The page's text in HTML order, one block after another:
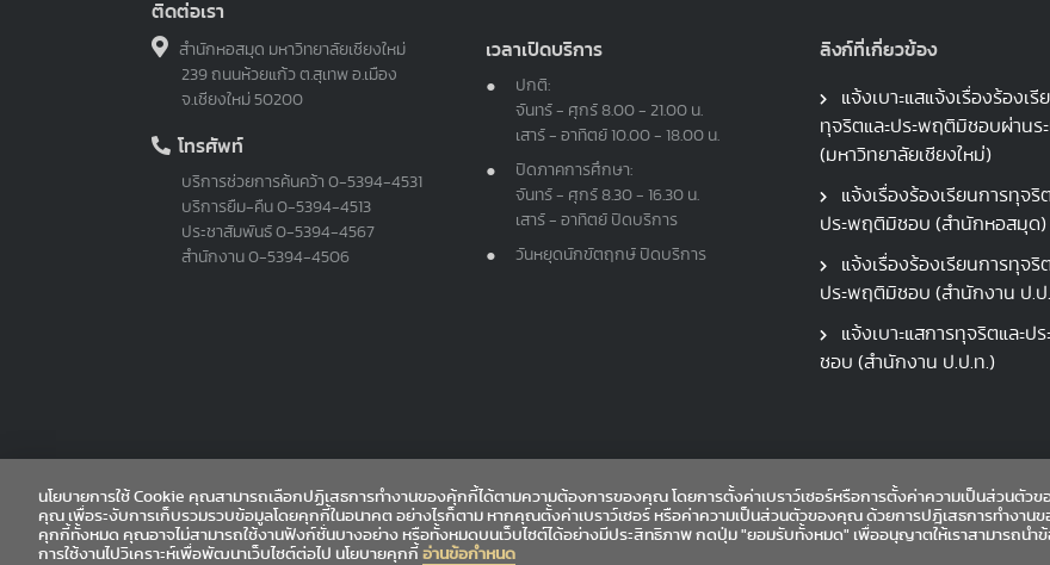
ติดต่อเรา
สำนักหอสมุด มหาวิทยาลัยเชียงใหม่
239 ถนนห้วยแก้ว ต.สุเทพ อ.เมือง
จ.เชียงใหม่ 50200
โทรศัพท์
บริการช่วยการค้นคว้า 0-5394-4531
บริการยืม-คืน 0-5394-4513
ประชาสัมพันธ์ 0-5394-4567
สำนักงาน 0-5394-4506
เวลาเปิดบริการ
ปกติ:
จันทร์ - ศุกร์ 8.00 - 21.00 น.
เสาร์ - อาทิตย์ 10.00 - 18.00 น.
ปิดภาคการศึกษา:
จันทร์ - ศุกร์ 8.30 - 16.30 น.
เสาร์ - อาทิตย์ ปิดบริการ
วันหยุดนักขัตฤกษ์ ปิดบริการ
ลิงก์ที่เกี่ยวข้อง
แจ้งเบาะแสแจ้งเรื่องร้องเรี
ทุจริตและประพฤติมิชอบผ่านร
(มหาวิทยาลัยเชียงใหม่)
แจ้งเรื่องร้องเรียนการทุจริ
ประพฤติมิชอบ (สำนักหอสมุด)
แจ้งเรื่องร้องเรียนการทุจริ
ประพฤติมิชอบ (สำนักงาน ป.ป
แจ้งเบาะแสการทุจริตและป
ชอบ (สำนักงาน ป.ป.ท.)
นโยบายการใช้ Cookie คุณสามารถเลือกปฏิเสธการทำงานของคุ้กกี้ได้ตามความต้องการของคุณ โดยการตั้งค่าเบราว์เซอร์หรือการตั้งค่าความเป็นส่วนตัวข
คุณ เพื่อระงับการเก็บรวมรวบข้อมูลโดยคุกกี้ในอนาคต อย่างไรก็ตาม หากคุณตั้งค่าเบราว์เซอร์ หรือค่าความเป็นส่วนตัวของคุณ ด้วยการปฎิเสธการทำงานข
คุกกี้ทั้งหมด คุณอาจไม่สามารถใช้งานฟังก์ชั่นบางอย่าง หรือทั้งหมดบนเว็บไซต์ได้อย่างมีประสิทธิภาพ กดปุ่ม "ยอมรับทั้งหมด" เพื่ออนุญาตให้เราสามารถนำ
การใช้งานไปวิเคราะห์เพื่อพัฒนาเว็บไซต์ต่อไป นโยบายคุกกี้ อ่านข้อกำหนด